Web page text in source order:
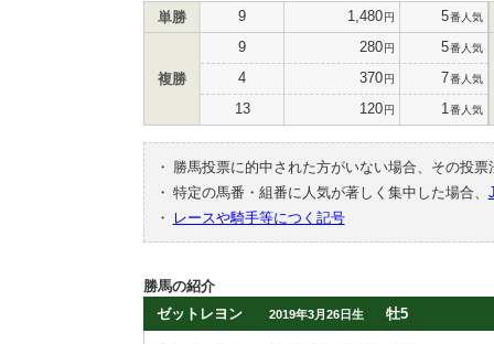
単勝 9 1,480円 5番人気
複勝
9 280円 5番人気
4 370円 7番人気
13 120円 1 番人気
・
勝馬投票に的中された方がいない場合、その投
・ 特定の馬番・組番に人気が著しく集中した場合、
・
レースや騎手等につく記号
勝馬の紹介
ゼットレヨン
2019年3月26日生 牡5